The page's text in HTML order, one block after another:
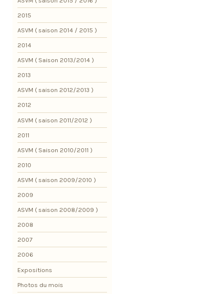
2015
ASVM ( saison 2014 / 2015 )
2014
ASVM ( Saison 2013/2014 )
2013
ASVM ( saison 2012/2013 )
2012
ASVM ( saison 2011/2012 )
2011
ASVM ( Saison 2010/2011 )
2010
ASVM ( saison 2009/2010 )
2009
ASVM ( saison 2008/2009 )
2008
2007
2006
Expositions
Photos du mois